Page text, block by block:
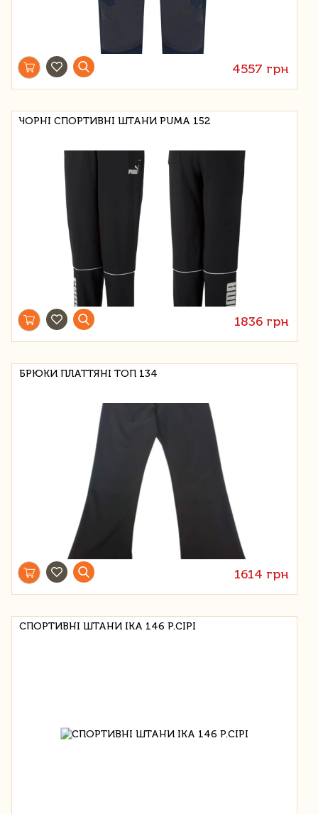
4557 грн
ЧОРНІ СПОРТИВНІ ШТАНИ PUMA 152
1836 грн
БРЮКИ ПЛАТТЯНІ ТОП 134
1614 грн
СПОРТИВНІ ШТАНИ IKA 146 Р.СІРІ